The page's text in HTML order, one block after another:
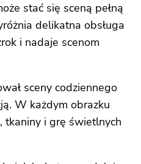
stać się sceną pełną
delikatna obsługa
i nadaje scenom
sceny codziennego
W każdym obrazku
tkaniny i grę świetlnych